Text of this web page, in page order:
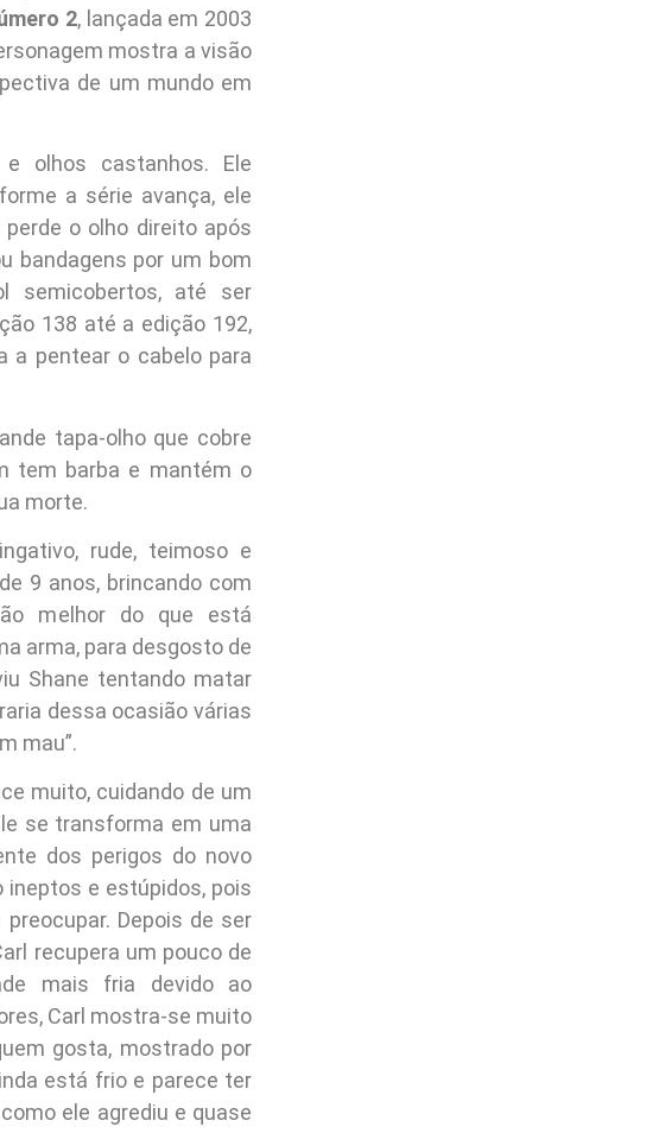
2, lançada em 2003
mostra a visão
de um mundo em
olhos castanhos. Ele
a série avança, ele
o olho direito após
bandagens por um bom
semicobertos, até ser
138 até a edição 192,
a pentear o cabelo para
tapa-olho que cobre
tem barba e mantém o
morte.
rude, teimoso e
9 anos, brincando com
melhor do que está
arma, para desgosto de
Shane tentando matar
dessa ocasião várias
mau”.
muito, cuidando de um
se transforma em uma
dos perigos do novo
ineptos e estúpidos, pois
Depois de ser
recupera um pouco de
mais fria devido ao
Carl mostra-se muito
gosta, mostrado por
está frio e parece ter
ele agrediu e quase